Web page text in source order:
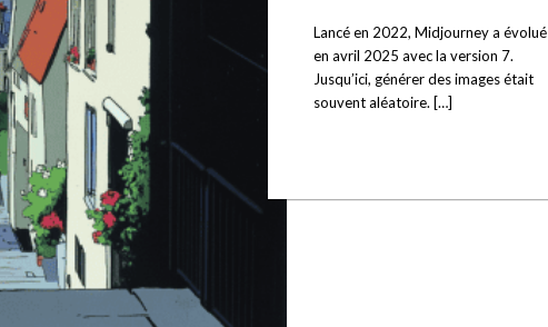
Lancé en 2022, Midjourney a évolué
en avril 2025 avec la version 7.
Jusqu’ici, générer des images était
souvent aléatoire. […]